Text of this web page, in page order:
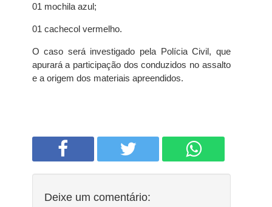
01 mochila azul;
01 cachecol vermelho.
O caso será investigado pela Polícia Civil, que
apurará a participação dos conduzidos no assalto
e a origem dos materiais apreendidos.
Deixe um comentário: